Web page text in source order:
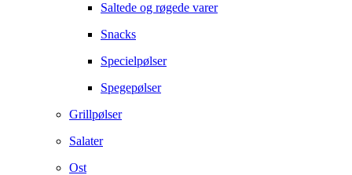
Saltede og røgede varer
Snacks
Specielpølser
Spegepølser
Grillpølser
Salater
Ost